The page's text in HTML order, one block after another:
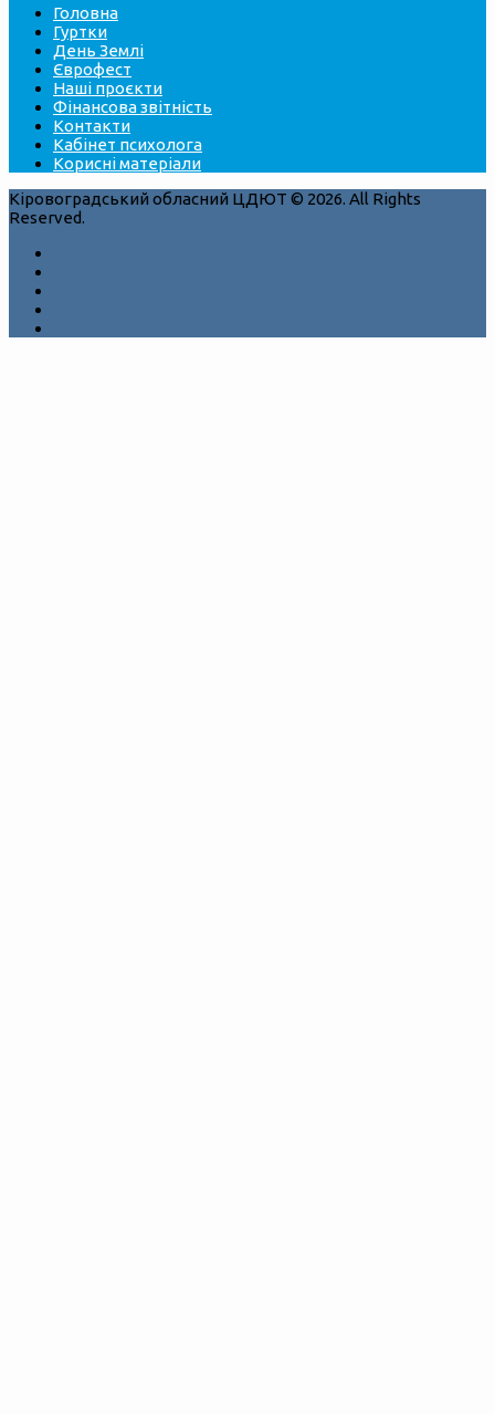
Головна
Гуртки
День Землі
Єврофест
Наші проєкти
Фінансова звітність
Контакти
Кабінет психолога
Корисні матеріали
Кіровоградський обласний ЦДЮТ © 2026. All Rights
Reserved.